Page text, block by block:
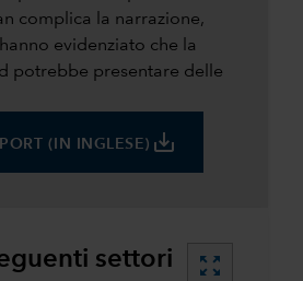
complica la narrazione,
evidenziato che la
potrebbe presentare delle
(IN INGLESE) save_alt
settori
zoom_out_map